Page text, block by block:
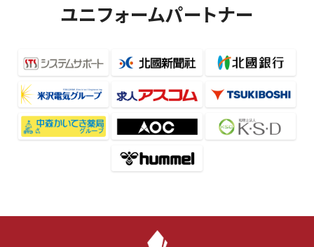
ユニフォームパートナー